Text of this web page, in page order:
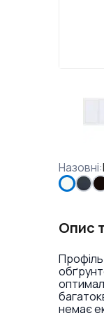
Назовні:
Опис
немає